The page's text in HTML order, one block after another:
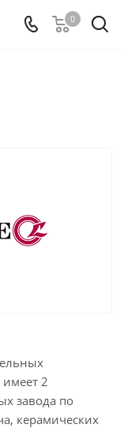
0
2
завода по
керамических